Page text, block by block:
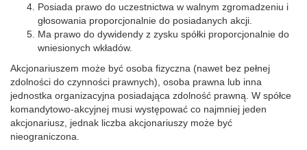
Posiada prawo do uczestnictwa w walnym zgromadzeniu i
głosowania proporcjonalnie do posiadanych akcji.
Ma prawo do dywidendy z zysku spółki proporcjonalnie do
wniesionych wkładów.
Akcjonariuszem może być osoba fizyczna (nawet bez pełnej
zdolności do czynności prawnych), osoba prawna lub inna
jednostka organizacyjna posiadająca zdolność prawną. W spółce
komandytowo-akcyjnej musi występować co najmniej jeden
akcjonariusz, jednak liczba akcjonariuszy może być
nieograniczona.